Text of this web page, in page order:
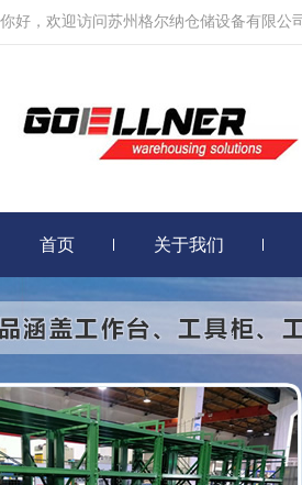
你好，欢迎访问苏州格尔纳仓储设备有限公
首页 关于我们